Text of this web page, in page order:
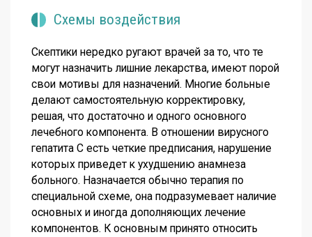
Схемы воздействия
Скептики нередко ругают врачей за то, что те
могут назначить лишние лекарства, имеют порой
свои мотивы для назначений. Многие больные
делают самостоятельную корректировку,
решая, что достаточно и одного основного
лечебного компонента. В отношении вирусного
гепатита С есть четкие предписания, нарушение
которых приведет к ухудшению анамнеза
больного. Назначается обычно терапия по
специальной схеме, она подразумевает наличие
основных и иногда дополняющих лечение
компонентов. К основным принято относить